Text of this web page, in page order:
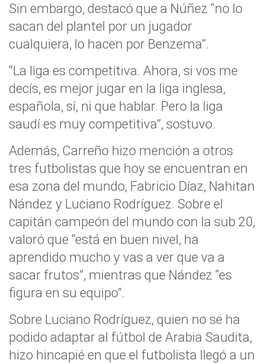
Sin embargo, destacó que a Núñez “no lo
sacan del plantel por un jugador
cualquiera, lo hacen por Benzema”.
“La liga es competitiva. Ahora, si vos me
decís, es mejor jugar en la liga inglesa,
española, sí, ni que hablar. Pero la liga
saudí es muy competitiva”, sostuvo.
Además, Carreño hizo mención a otros
tres futbolistas que hoy se encuentran en
esa zona del mundo, Fabricio Díaz, Nahitan
Nández y Luciano Rodríguez. Sobre el
capitán campeón del mundo con la sub 20,
valoró que “está en buen nivel, ha
aprendido mucho y vas a ver que va a
sacar frutos”, mientras que Nández “es
figura en su equipo”.
Sobre Luciano Rodríguez, quien no se ha
podido adaptar al fútbol de Arabia Saudita,
hizo hincapié en que el futbolista llegó a un